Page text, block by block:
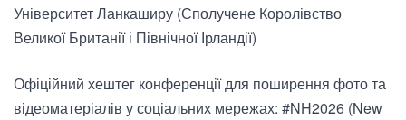
Університет Ланкаширу (Сполучене Королівство
Великої Британії і Північної Ірландії)
Офіційний хештег конференції для поширення фото та
відеоматеріалів у соціальних мережах: #NH2026 (New